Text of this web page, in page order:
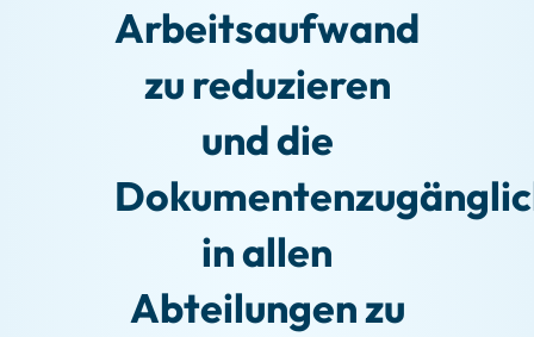
Arbeitsaufwand
zu reduzieren
und die
in allen
Abteilungen zu